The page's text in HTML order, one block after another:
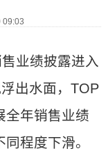
业绩披露进入
出水面，TOP
全年销售业绩
程度下滑。